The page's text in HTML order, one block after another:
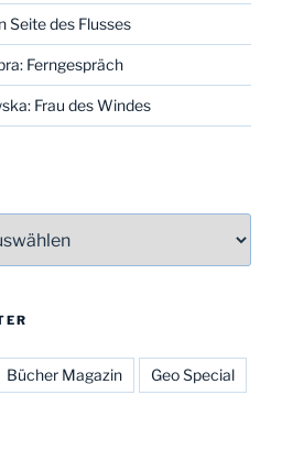
Seite des Flusses
Ferngespräch
Frau des Windes
Bücher Magazin Geo Special